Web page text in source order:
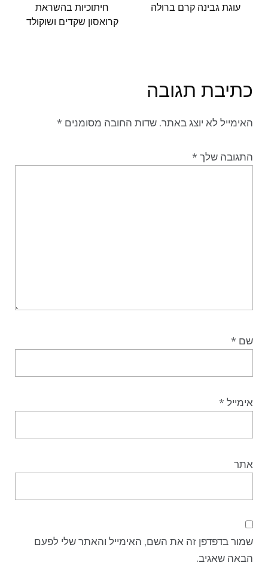
עוגת גבינה קרם ברולה
חיתוכיות בהשראת
קרואסון שקדים ושוקולד
כתיבת תגובה
האימייל לא יוצג באתר. שדות החובה מסומנים *
התגובה שלך *
שם *
אימייל *
אתר
שמור בדפדפן זה את השם, האימייל והאתר שלי לפעם
הבאה שאגיב.